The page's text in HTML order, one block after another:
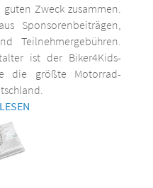
Zweck zusammen.
Sponsorenbeiträgen,
Teilnehmergebühren.
ist der Biker4Kids-
die größte Motorrad-